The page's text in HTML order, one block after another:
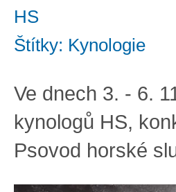
HS
Štítky: Kynologie
Ve dnech 3. - 6.
kynologů HS,
Psovod horské